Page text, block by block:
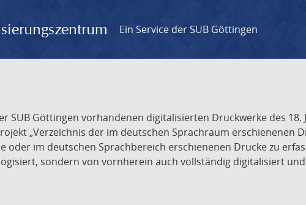
Ein Service der SUB Göttingen
SUB Göttingen vorhandenen digitalisierten Druckwerke des
„Verzeichnis der im deutschen Sprachraum erschienenen
oder im deutschen Sprachbereich erschienenen Drucke zu
sondern von vornherein auch vollständig digitalisiert